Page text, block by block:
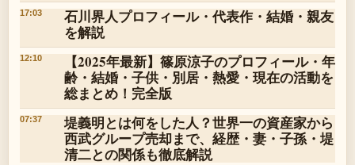
17:03
石川界人プロフィール・代表作・結婚・親友
を解説
12:10
【2025年最新】篠原涼子のプロフィール・年
齢・結婚・子供・別居・熱愛・現在の活動を
総まとめ！完全版
07:37
堤義明とは何をした人？世界一の資産家から
西武グループ売却まで、経歴・妻・子孫・堤
清二との関係も徹底解説